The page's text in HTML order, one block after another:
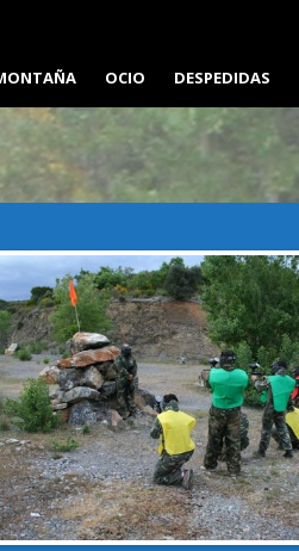
SIL
EN EL BIERZO
VÍAS FERRATAS
ESPELEOLOGÍA
REMONTES ENDURO MTB
ESCALADA
RUTAS GUIADAS
RAQUETAS DE NIEVE
OCIO DESPEDIDAS